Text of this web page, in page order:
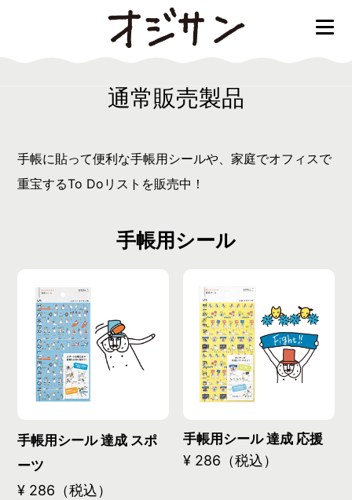
オジサン
通常販売製品
手帳に貼って便利な手帳用シールや、家庭でオフィスで
重宝するTo Doリストを販売中！
手帳用シール
手帳用シール 達成 スポ
ーツ
¥ 286（税込）
手帳用シール 達成 応援
¥ 286（税込）